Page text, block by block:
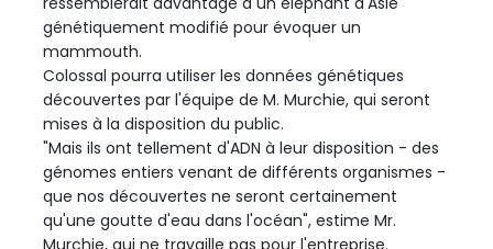
génétiquement modifié pour évoquer un
mammouth.
Colossal pourra utiliser les données génétiques
découvertes par l'équipe de M. Murchie, qui seront
mises à la disposition du public.
"Mais ils ont tellement d'ADN à leur disposition - des
génomes entiers venant de différents organismes -
que nos découvertes ne seront certainement
qu'une goutte d'eau dans l'océan", estime Mr.